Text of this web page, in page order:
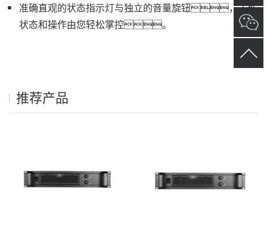
准确直观的状态指示灯与独立的音量旋钮，工作
状态和操作由您轻松掌控。
推荐产品